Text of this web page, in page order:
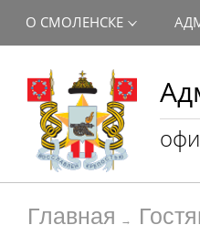
О СМОЛЕНСКЕ
Главная